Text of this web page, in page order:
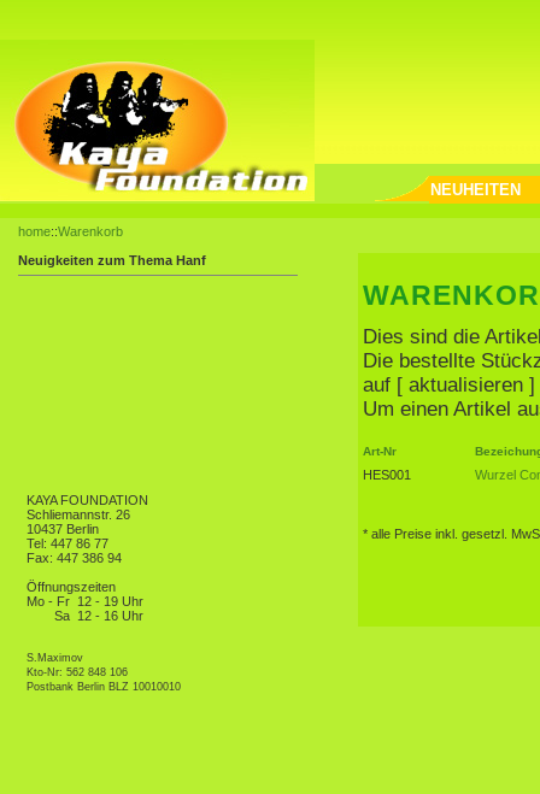
NEUHEITEN
home::Warenkorb
Neuigkeiten zum Thema Hanf
Dies sind die
Die bestellte
auf [ aktualisieren
Um einen Artikel
Art-Nr
HES001 Wurzel
* alle Preise inkl. gesetzl.
KAYA FOUNDATION
Schliemannstr. 26
10437 Berlin
Tel: 447 86 77
Fax: 447 386 94
Öffnungszeiten
Mo - Fr 12 - 19 Uhr
Sa 12 - 16 Uhr
S.Maximov
Kto-Nr: 562 848 106
Postbank Berlin BLZ 10010010